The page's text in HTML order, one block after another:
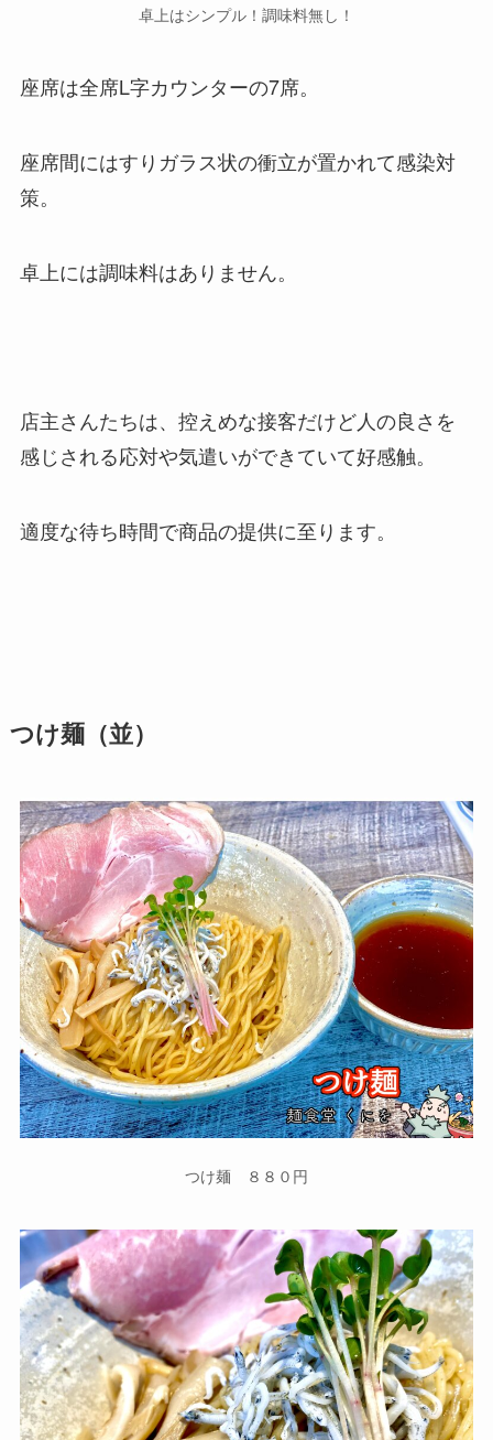
卓上はシンプル！調味料無し！
座席は全席L字カウンターの7席。
座席間にはすりガラス状の衝立が置かれて感染対
策。
卓上には調味料はありません。
店主さんたちは、控えめな接客だけど人の良さを
感じされる応対や気遣いができていて好感触。
適度な待ち時間で商品の提供に至ります。
つけ麺（並）
つけ麺 ８８０円